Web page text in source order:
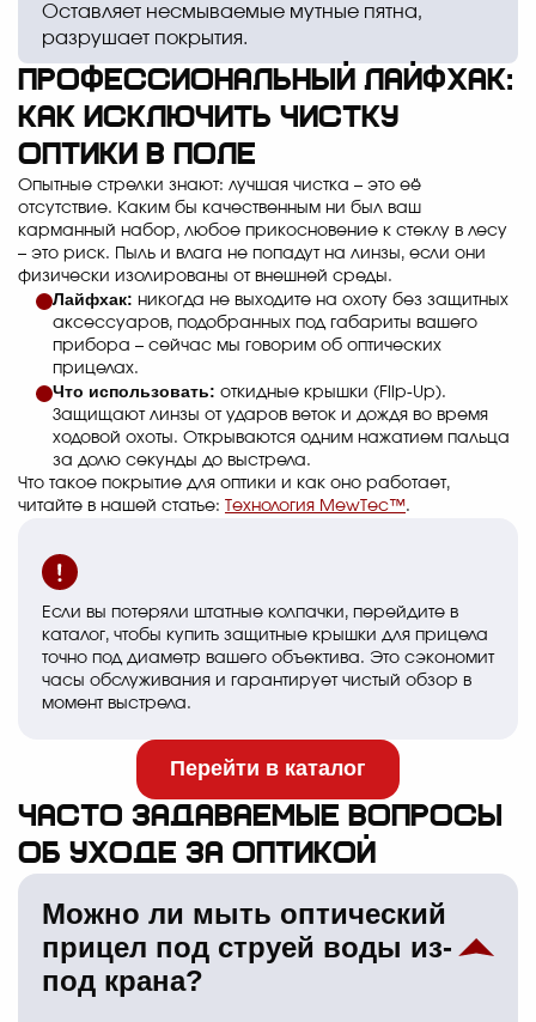
Оставляет несмываемые мутные пятна,
разрушает покрытия.
Профессиональный лайфхак:
как исключить чистку
оптики в поле
Опытные стрелки знают: лучшая чистка – это её
отсутствие. Каким бы качественным ни был ваш
карманный набор, любое прикосновение к стеклу в лесу
– это риск. Пыль и влага не попадут на линзы, если они
физически изолированы от внешней среды.
Лайфхак: никогда не выходите на охоту без защитных
аксессуаров, подобранных под габариты вашего
прибора – сейчас мы говорим об оптических
прицелах.
Что использовать: откидные крышки (Flip-Up).
Защищают линзы от ударов веток и дождя во время
ходовой охоты. Открываются одним нажатием пальца
за долю секунды до выстрела.
Что такое покрытие для оптики и как оно работает,
читайте в нашей статье: Технология MewTec™.
Если вы потеряли штатные колпачки, перейдите в
каталог, чтобы купить защитные крышки для прицела
точно под диаметр вашего объектива. Это сэкономит
часы обслуживания и гарантирует чистый обзор в
момент выстрела.
Перейти в каталог
Часто задаваемые вопросы
об уходе за оптикой
Можно ли мыть оптический
прицел под струей воды из-
под крана?